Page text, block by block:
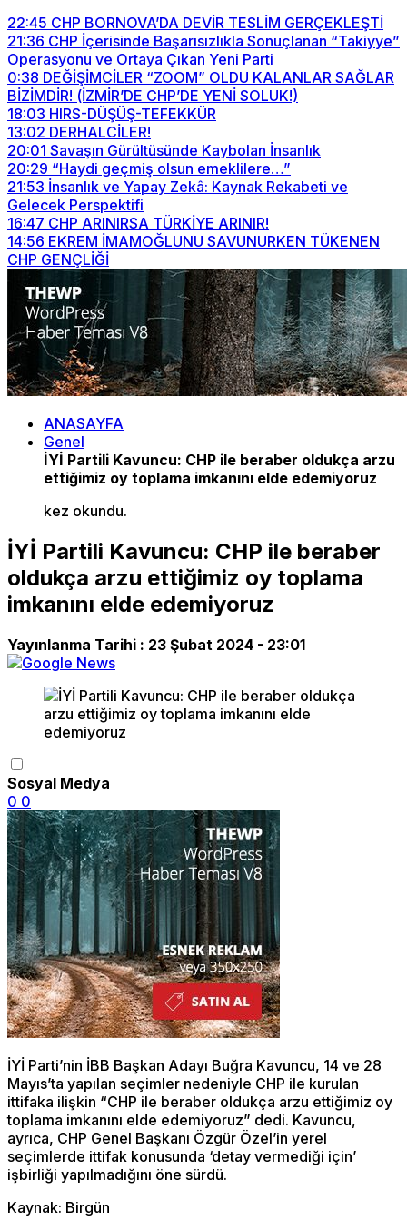
22:45 CHP BORNOVA’DA DEVİR TESLİM GERÇEKLEŞTİ
21:36 CHP İçerisinde Başarısızlıkla Sonuçlanan “Takiyye”
Operasyonu ve Ortaya Çıkan Yeni Parti
0:38 DEĞİŞİMCİLER “ZOOM” OLDU KALANLAR SAĞLAR
BİZİMDİR! (İZMİR’DE CHP’DE YENİ SOLUK!)
18:03 HIRS-DÜŞÜŞ-TEFEKKÜR
13:02 DERHALCİLER!
20:01 Savaşın Gürültüsünde Kaybolan İnsanlık
20:29 “Haydi geçmiş olsun emeklilere…”
21:53 İnsanlık ve Yapay Zekâ: Kaynak Rekabeti ve
Gelecek Perspektifi
16:47 CHP ARINIRSA TÜRKİYE ARINIR!
14:56 EKREM İMAMOĞLUNU SAVUNURKEN TÜKENEN
CHP GENÇLİĞİ
ANASAYFA
Genel
İYİ Partili Kavuncu: CHP ile beraber oldukça arzu
ettiğimiz oy toplama imkanını elde edemiyoruz
kez okundu.
İYİ Partili Kavuncu: CHP ile beraber
oldukça arzu ettiğimiz oy toplama
imkanını elde edemiyoruz
Yayınlanma Tarihi : 23 Şubat 2024 - 23:01
Sosyal Medya
0 0
İYİ Parti’nin İBB Başkan Adayı Buğra Kavuncu, 14 ve 28
Mayıs’ta yapılan seçimler nedeniyle CHP ile kurulan
ittifaka ilişkin “CHP ile beraber oldukça arzu ettiğimiz oy
toplama imkanını elde edemiyoruz” dedi. Kavuncu,
ayrıca, CHP Genel Başkanı Özgür Özel’in yerel
seçimlerde ittifak konusunda ‘detay vermediği için’
işbirliği yapılmadığını öne sürdü.
Kaynak: Birgün